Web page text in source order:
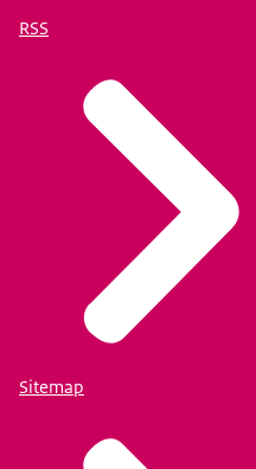
RSS
Sitemap